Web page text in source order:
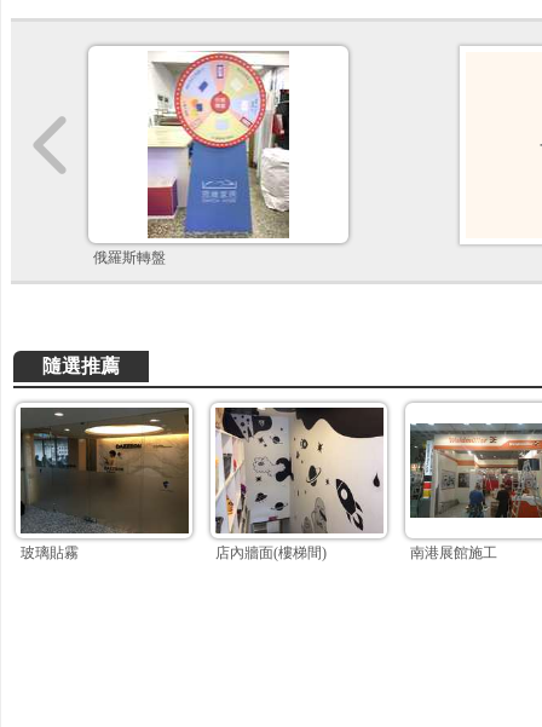
俄羅斯轉盤
隨選推薦
玻璃貼霧 店內牆面(樓梯間) 南港展館施工